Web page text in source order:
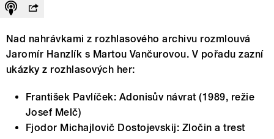
Nad nahrávkami z rozhlasového archivu rozmlouvá
Jaromír Hanzlík s Martou Vančurovou. V pořadu zazní
ukázky z rozhlasových her:
František Pavlíček: Adonisův návrat (1989, režie
Josef Melč)
Fjodor Michajlovič Dostojevskij: Zločin a trest